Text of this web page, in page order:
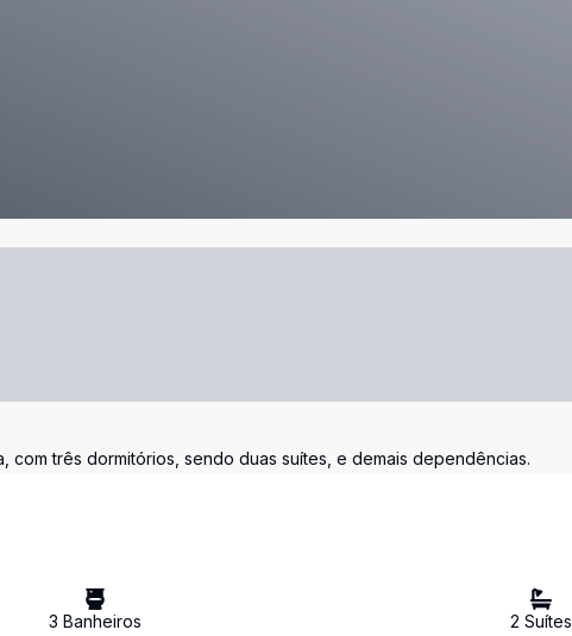
com três dormitórios, sendo duas suítes, e demais dependências.
3 Banheiros 2 Suítes